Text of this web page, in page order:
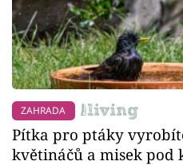
ZAHRADA
Pítka pro ptáky
květináčů a misek pod